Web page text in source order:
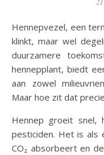
Hennepvezel, een term die misschien niet meteen bekend
klinkt, maar wel
duurzamere
hennepplant, biedt
aan zowel
Maar hoe zit dat
Hennep groeit snel,
pesticiden. Het is als
CO₂ absorbeert en